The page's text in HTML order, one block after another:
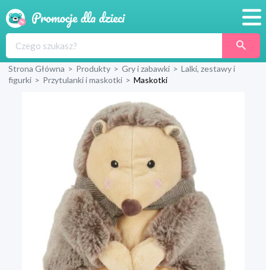
Produkty
Sklepy
Blog
Wyprawka
Strona Główna > Produkty > Gry i zabawki > Lalki, zestawy i
figurki > Przytulanki i maskotki > Maskotki